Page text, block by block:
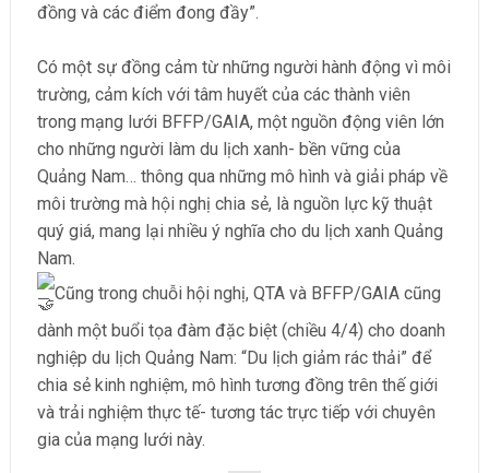
đồng và các điểm đong đầy”.
Có một sự đồng cảm từ những người hành động vì môi
trường, cảm kích với tâm huyết của các thành viên
trong mạng lưới BFFP/GAIA, một nguồn động viên lớn
cho những người làm du lịch xanh- bền vững của
Quảng Nam… thông qua những mô hình và giải pháp về
môi trường mà hội nghị chia sẻ, là nguồn lực kỹ thuật
quý giá, mang lại nhiều ý nghĩa cho du lịch xanh Quảng
Nam.
Cũng trong chuỗi hội nghị, QTA và BFFP/GAIA cũng
dành một buổi tọa đàm đặc biệt (chiều 4/4) cho doanh
nghiệp du lịch Quảng Nam: “Du lịch giảm rác thải” để
chia sẻ kinh nghiệm, mô hình tương đồng trên thế giới
và trải nghiệm thực tế- tương tác trực tiếp với chuyên
gia của mạng lưới này.